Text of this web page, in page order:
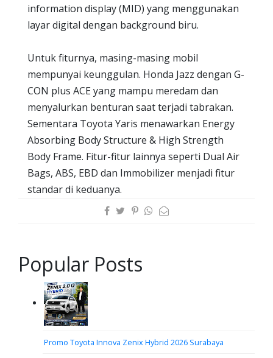
information display (MID) yang menggunakan
layar digital dengan background biru.
Untuk fiturnya, masing-masing mobil
mempunyai keunggulan. Honda Jazz dengan G-
CON plus ACE yang mampu meredam dan
menyalurkan benturan saat terjadi tabrakan.
Sementara Toyota Yaris menawarkan Energy
Absorbing Body Structure & High Strength
Body Frame. Fitur-fitur lainnya seperti Dual Air
Bags, ABS, EBD dan Immobilizer menjadi fitur
standar di keduanya.
Popular Posts
Promo Toyota Innova Zenix Hybrid 2026 Surabaya